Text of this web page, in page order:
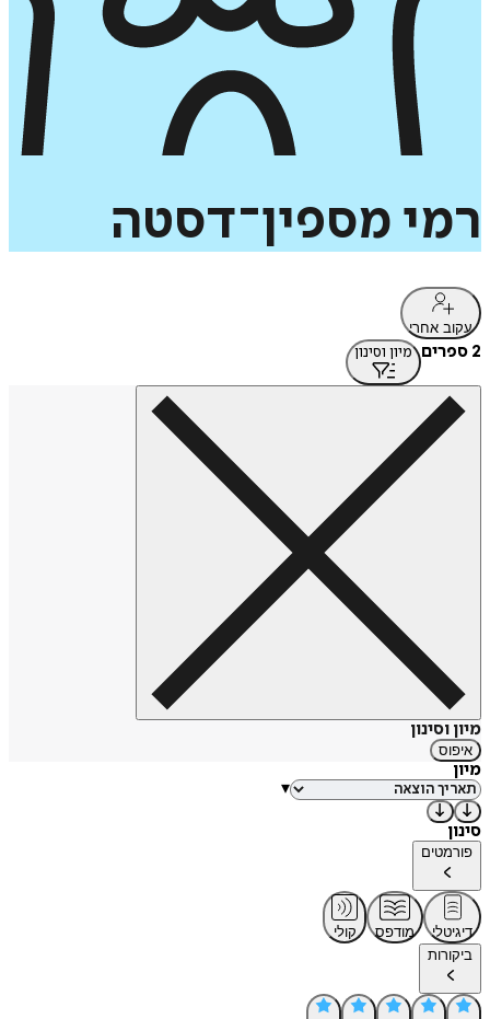
רמי מספין־דסטה
עקוב אחרי
2 ספרים מיון וסינון
מיון וסינון
איפוס
מיון
▾
סינון
פורמטים
דיגיטלי מודפס
קולי
ביקורות